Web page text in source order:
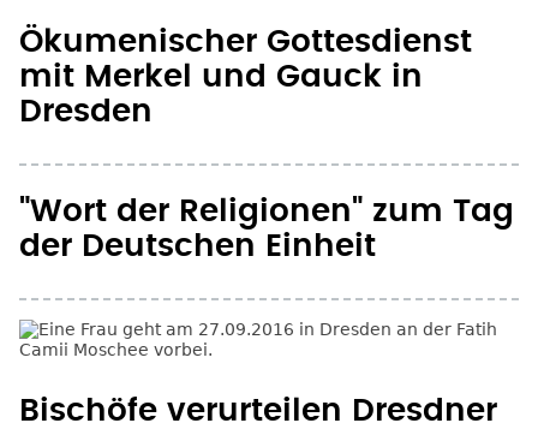
Ökumenischer Gottesdienst
mit Merkel und Gauck in
Dresden
"Wort der Religionen" zum Tag
der Deutschen Einheit
Bischöfe verurteilen Dresdner